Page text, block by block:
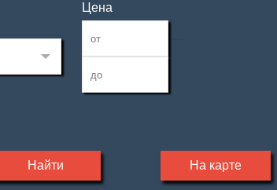
Цена
—
Найти На карте